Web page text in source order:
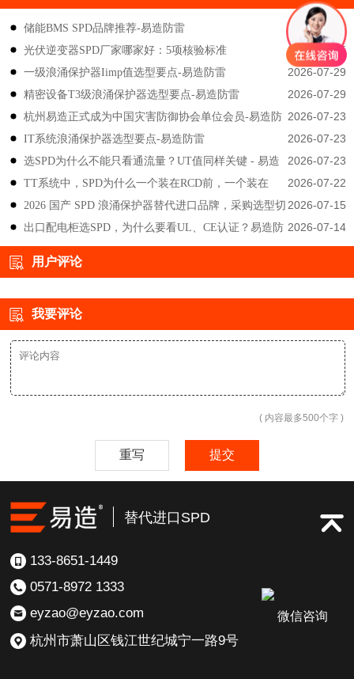
2026-08-06
储能BMS SPD品牌推荐-易造防雷
2026-08-05
光伏逆变器SPD厂家哪家好：5项核验标准
2026-07-29
一级浪涌保护器Iimp值选型要点-易造防雷
2026-07-29
精密设备T3级浪涌保护器选型要点-易造防雷
2026-07-23
杭州易造正式成为中国灾害防御协会单位会员-易造防
雷
2026-07-23
IT系统浪涌保护器选型要点-易造防雷
2026-07-23
选SPD为什么不能只看通流量？UT值同样关键 - 易造
防雷
2026-07-22
TT系统中，SPD为什么一个装在RCD前，一个装在
后？-易造防雷
2026-07-15
2026 国产 SPD 浪涌保护器替代进口品牌，采购选型切
勿只对比价格-易造防雷
2026-07-14
出口配电柜选SPD，为什么要看UL、CE认证？易造防
雷技术解答
用户评论
我要评论
( 内容最多500个字 )
重写 提交
替代进口SPD
133-8651-1449
0571-8972 1333
eyzao@eyzao.com
杭州市萧山区钱江世纪城宁一路9号
微信咨询